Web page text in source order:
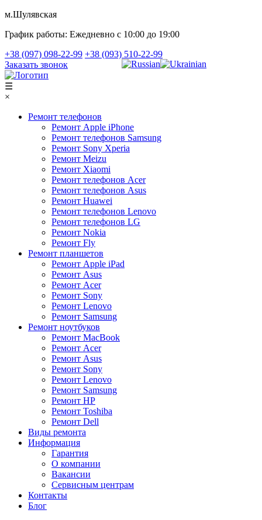
м.Шулявская
График работы: Ежедневно с 10:00 до 19:00
+38 (097) 098-22-99 +38 (093) 510-22-99
Заказать звонок
☰
×
Ремонт телефонов
Ремонт Apple iPhone
Ремонт телефонов Samsung
Ремонт Sony Xperia
Ремонт Meizu
Ремонт Xiaomi
Ремонт телефонов Acer
Ремонт телефонов Asus
Ремонт Huawei
Ремонт телефонов Lenovo
Ремонт телефонов LG
Ремонт Nokia
Ремонт Fly
Ремонт планшетов
Ремонт Apple iPad
Ремонт Asus
Ремонт Acer
Ремонт Sony
Ремонт Lenovo
Ремонт Samsung
Ремонт ноутбуков
Ремонт MacBook
Ремонт Acer
Ремонт Asus
Ремонт Sony
Ремонт Lenovo
Ремонт Samsung
Ремонт HP
Ремонт Toshiba
Ремонт Dell
Виды ремонта
Информация
Гарантия
О компании
Вакансии
Сервисным центрам
Контакты
Блог